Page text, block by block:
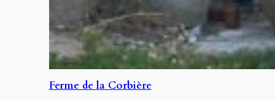
Ferme de la Corbière